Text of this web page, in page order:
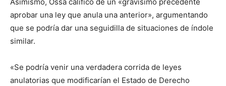
Asimismo, Ossa calificó de un «gravísimo precedente
aprobar una ley que anula una anterior», argumentando
que se podría dar una seguidilla de situaciones de índole
similar.
«Se podría venir una verdadera corrida de leyes
anulatorias que modificarían el Estado de Derecho